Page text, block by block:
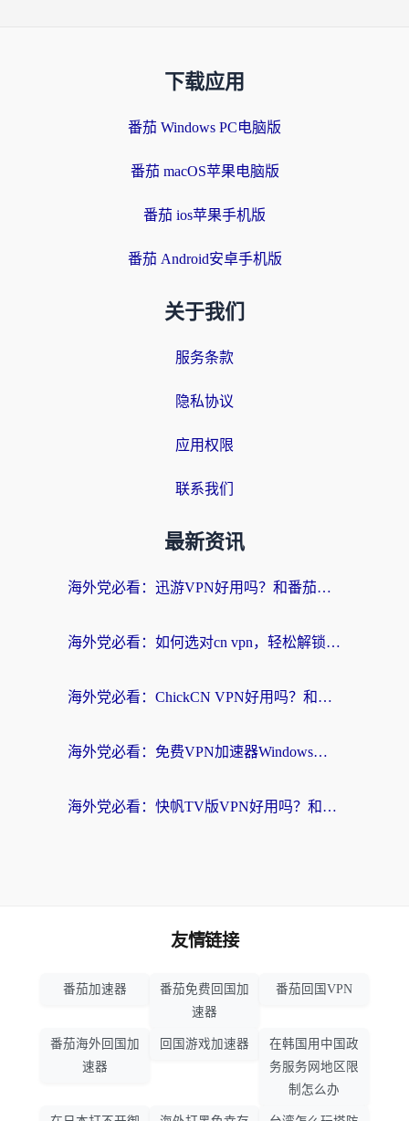
下载应用
番茄 Windows PC电脑版
番茄 macOS苹果电脑版
番茄 ios苹果手机版
番茄 Android安卓手机版
关于我们
服务条款
隐私协议
应用权限
联系我们
最新资讯
海外党必看：迅游VPN好用吗？和番茄加速器VPN对比哪个回国效果更好？
海外党必看：如何选对cn vpn，轻松解锁国内影音游戏？
海外党必看：ChickCN VPN好用吗？和星河VPN对比哪个回国效果更好？附真实体验+避坑指南
海外党必看：免费VPN加速器Windows版怎么选？附真实测评与无缝访问国内资源指南
海外党必看：快帆TV版VPN好用吗？和hi龟龟VPN对比哪个回国效果更好？附免费加速器选择指南
友情链接
番茄加速器
番茄免费回国加
速器
番茄回国VPN
番茄海外回国加
速器
回国游戏加速器
在韩国用中国政
务服务网地区限
制怎么办